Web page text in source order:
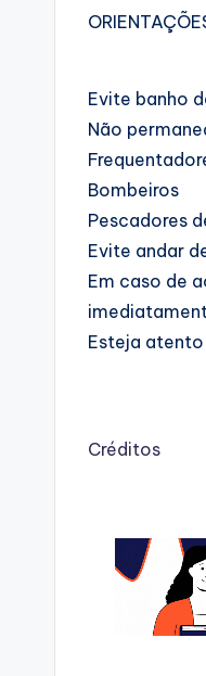
Evite banho
Não
Bombeiros
Pescadores
Evite andar
Em caso de
Esteja
Créditos